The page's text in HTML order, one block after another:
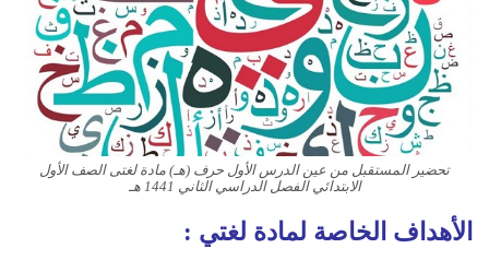
تحضير المستقبل من عين الدرس الأول حرف (هـ) مادة لغتى الصف الأول
الابتدائي الفصل الدراسي الثاني 1441 هـ
الأهداف الخاصة لمادة لغتي :